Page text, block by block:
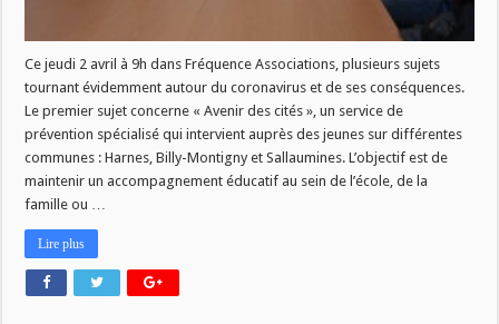
Ce jeudi 2 avril à 9h dans Fréquence Associations, plusieurs sujets
tournant évidemment autour du coronavirus et de ses conséquences.
Le premier sujet concerne « Avenir des cités », un service de
prévention spécialisé qui intervient auprès des jeunes sur différentes
communes : Harnes, Billy-Montigny et Sallaumines. L’objectif est de
maintenir un accompagnement éducatif au sein de l’école, de la
famille ou …
Lire plus